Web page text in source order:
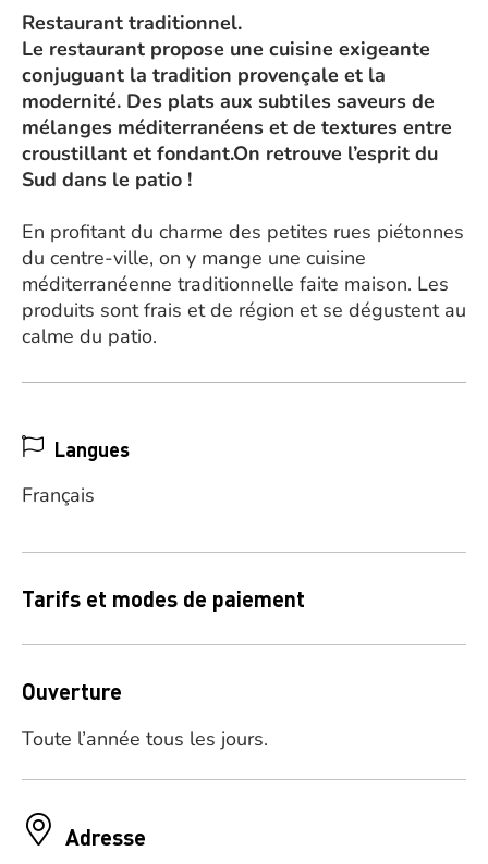
Restaurant traditionnel.
Le restaurant propose une cuisine exigeante
conjuguant la tradition provençale et la
modernité. Des plats aux subtiles saveurs de
mélanges méditerranéens et de textures entre
croustillant et fondant.On retrouve l’esprit du
Sud dans le patio !
En profitant du charme des petites rues piétonnes
du centre-ville, on y mange une cuisine
méditerranéenne traditionnelle faite maison. Les
produits sont frais et de région et se dégustent au
calme du patio.
Langues
Français
Tarifs et modes de paiement
Ouverture
Toute l’année tous les jours.
Adresse